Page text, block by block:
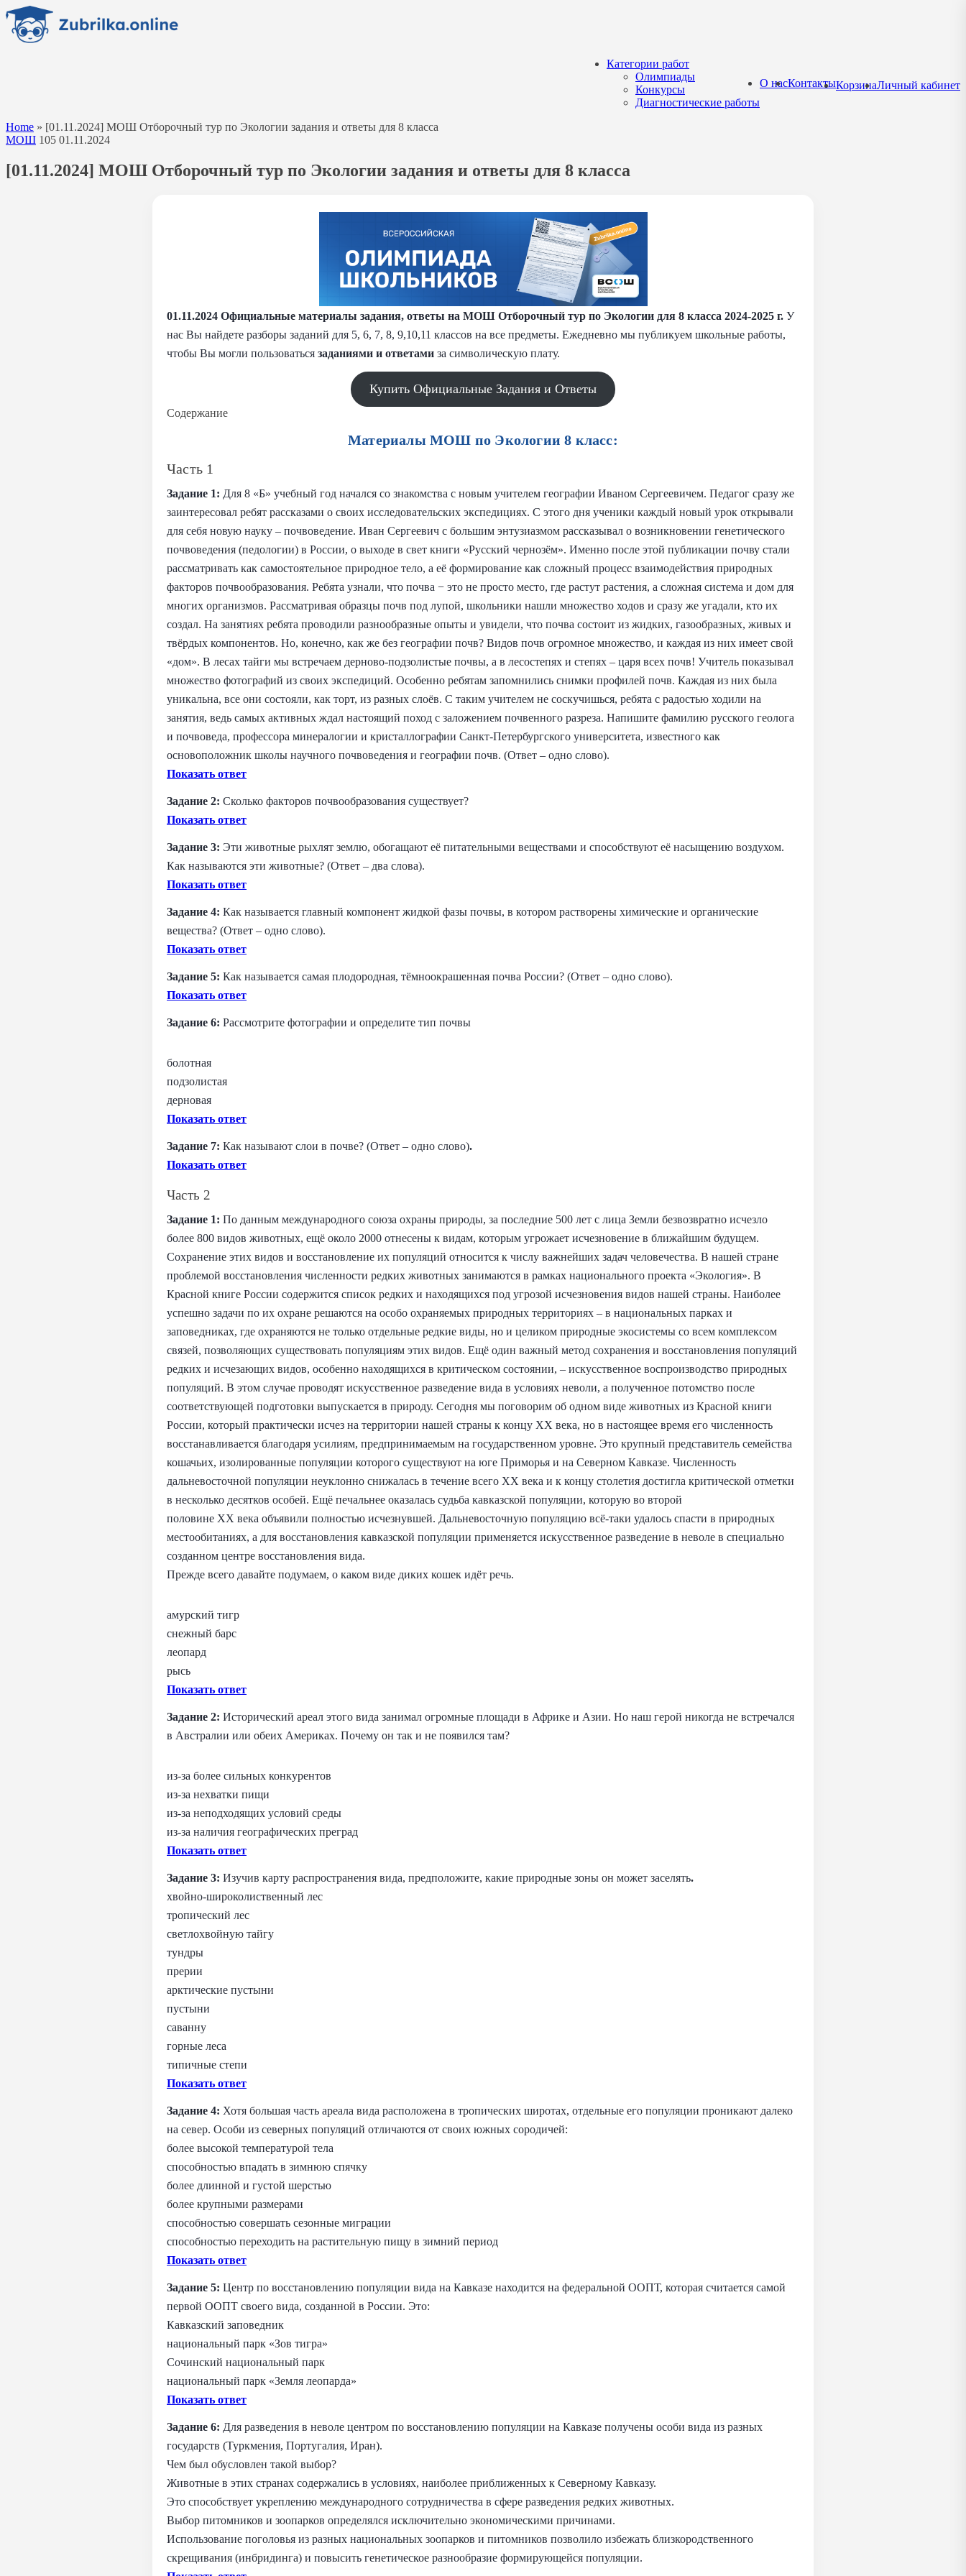
Перейти
содержанию
Категории работ
Олимпиады
Конкурсы
Диагностические работы
О насКонтактыКорзинаЛичный кабинет
Home » [01.11.2024] МОШ Отборочный тур по Экологии задания и ответы для 8 класса
МОШ 105 01.11.2024
[01.11.2024] МОШ Отборочный тур по Экологии задания и ответы для 8 класса
01.11.2024 Официальные материалы задания, ответы на МОШ Отборочный тур по Экологии для 8 класса 2024-2025 г. У
нас Вы найдете разборы заданий для 5, 6, 7, 8, 9,10,11 классов на все предметы. Ежедневно мы публикуем школьные работы,
чтобы Вы могли пользоваться заданиями и ответами за символическую плату.
Купить Официальные Задания и Ответы
Содержание
Материалы МОШ по Экологии 8 класс:
Часть 1
Задание 1: Для 8 «Б» учебный год начался со знакомства с новым учителем географии Иваном Сергеевичем. Педагог сразу же
заинтересовал ребят рассказами о своих исследовательских экспедициях. С этого дня ученики каждый новый урок открывали
для себя новую науку – почвоведение. Иван Сергеевич с большим энтузиазмом рассказывал о возникновении генетического
почвоведения (педологии) в России, о выходе в свет книги «Русский чернозём». Именно после этой публикации почву стали
рассматривать как самостоятельное природное тело, а её формирование как сложный процесс взаимодействия природных
факторов почвообразования. Ребята узнали, что почва − это не просто место, где растут растения, а сложная система и дом для
многих организмов. Рассматривая образцы почв под лупой, школьники нашли множество ходов и сразу же угадали, кто их
создал. На занятиях ребята проводили разнообразные опыты и увидели, что почва состоит из жидких, газообразных, живых и
твёрдых компонентов. Но, конечно, как же без географии почв? Видов почв огромное множество, и каждая из них имеет свой
«дом». В лесах тайги мы встречаем дерново-подзолистые почвы, а в лесостепях и степях – царя всех почв! Учитель показывал
множество фотографий из своих экспедиций. Особенно ребятам запомнились снимки профилей почв. Каждая из них была
уникальна, все они состояли, как торт, из разных слоёв. С таким учителем не соскучишься, ребята с радостью ходили на
занятия, ведь самых активных ждал настоящий поход с заложением почвенного разреза. Напишите фамилию русского геолога
и почвоведа, профессора минералогии и кристаллографии Санкт-Петербургского университета, известного как
основоположник школы научного почвоведения и географии почв. (Ответ – одно слово).
Показать ответ
Задание 2: Сколько факторов почвообразования существует?
Показать ответ
Задание 3: Эти животные рыхлят землю, обогащают её питательными веществами и способствуют её насыщению воздухом.
Как называются эти животные? (Ответ – два слова).
Показать ответ
Задание 4: Как называется главный компонент жидкой фазы почвы, в котором растворены химические и органические
вещества? (Ответ – одно слово).
Показать ответ
Задание 5: Как называется самая плодородная, тёмноокрашенная почва России? (Ответ – одно слово).
Показать ответ
Задание 6: Рассмотрите фотографии и определите тип почвы
болотная
подзолистая
дерновая
Показать ответ
Задание 7: Как называют слои в почве? (Ответ – одно слово).
Показать ответ
Часть 2
Задание 1: По данным международного союза охраны природы, за последние 500 лет с лица Земли безвозвратно исчезло
более 800 видов животных, ещё около 2000 отнесены к видам, которым угрожает исчезновение в ближайшим будущем.
Сохранение этих видов и восстановление их популяций относится к числу важнейших задач человечества. В нашей стране
проблемой восстановления численности редких животных занимаются в рамках национального проекта «Экология». В
Красной книге России содержится список редких и находящихся под угрозой исчезновения видов нашей страны. Наиболее
успешно задачи по их охране решаются на особо охраняемых природных территориях – в национальных парках и
заповедниках, где охраняются не только отдельные редкие виды, но и целиком природные экосистемы со всем комплексом
связей, позволяющих существовать популяциям этих видов. Ещё один важный метод сохранения и восстановления популяций
редких и исчезающих видов, особенно находящихся в критическом состоянии, – искусственное воспроизводство природных
популяций. В этом случае проводят искусственное разведение вида в условиях неволи, а полученное потомство после
соответствующей подготовки выпускается в природу. Сегодня мы поговорим об одном виде животных из Красной книги
России, который практически исчез на территории нашей страны к концу XX века, но в настоящее время его численность
восстанавливается благодаря усилиям, предпринимаемым на государственном уровне. Это крупный представитель семейства
кошачьих, изолированные популяции которого существуют на юге Приморья и на Северном Кавказе. Численность
дальневосточной популяции неуклонно снижалась в течение всего XX века и к концу столетия достигла критической отметки
в несколько десятков особей. Ещё печальнее оказалась судьба кавказской популяции, которую во второй
половине XX века объявили полностью исчезнувшей. Дальневосточную популяцию всё-таки удалось спасти в природных
местообитаниях, а для восстановления кавказской популяции применяется искусственное разведение в неволе в специально
созданном центре восстановления вида.
Прежде всего давайте подумаем, о каком виде диких кошек идёт речь.
амурский тигр
снежный барс
леопард
рысь
Показать ответ
Задание 2: Исторический ареал этого вида занимал огромные площади в Африке и Азии. Но наш герой никогда не встречался
в Австралии или обеих Америках. Почему он так и не появился там?
из-за более сильных конкурентов
из-за нехватки пищи
из-за неподходящих условий среды
из-за наличия географических преград
Показать ответ
Задание 3: Изучив карту распространения вида, предположите, какие природные зоны он может заселять.
хвойно-широколиственный лес
тропический лес
светлохвойную тайгу
тундры
прерии
арктические пустыни
пустыни
саванну
горные леса
типичные степи
Показать ответ
Задание 4: Хотя большая часть ареала вида расположена в тропических широтах, отдельные его популяции проникают далеко
на север. Особи из северных популяций отличаются от своих южных сородичей:
более высокой температурой тела
способностью впадать в зимнюю спячку
более длинной и густой шерстью
более крупными размерами
способностью совершать сезонные миграции
способностью переходить на растительную пищу в зимний период
Показать ответ
Задание 5: Центр по восстановлению популяции вида на Кавказе находится на федеральной ООПТ, которая считается самой
первой ООПТ своего вида, созданной в России. Это:
Кавказский заповедник
национальный парк «Зов тигра»
Сочинский национальный парк
национальный парк «Земля леопарда»
Показать ответ
Задание 6: Для разведения в неволе центром по восстановлению популяции на Кавказе получены особи вида из разных
государств (Туркмения, Португалия, Иран).
Чем был обусловлен такой выбор?
Животные в этих странах содержались в условиях, наиболее приближенных к Северному Кавказу.
Это способствует укреплению международного сотрудничества в сфере разведения редких животных.
Выбор питомников и зоопарков определялся исключительно экономическими причинами.
Использование поголовья из разных национальных зоопарков и питомников позволило избежать близкородственного
скрещивания (инбридинга) и повысить генетическое разнообразие формирующейся популяции.